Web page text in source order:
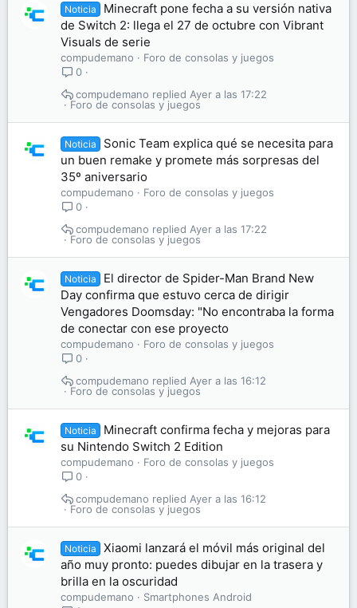
Noticia
Minecraft pone fecha a su versión nativa
de Switch 2: llega el 27 de octubre con Vibrant
Visuals de serie
compudemano
Foro de consolas y juegos
0
Foro de consolas y juegos
Ayer a las 17:22
compudemano
Noticia
Sonic Team explica qué se necesita para
un buen remake y promete más sorpresas del
35º aniversario
compudemano
Foro de consolas y juegos
0
Foro de consolas y juegos
Ayer a las 17:22
compudemano
Noticia
El director de Spider-Man Brand New
Day confirma que estuvo cerca de dirigir
Vengadores Doomsday: "No encontraba la forma
de conectar con ese proyecto
compudemano
Foro de consolas y juegos
0
Foro de consolas y juegos
Ayer a las 16:12
compudemano
Noticia
Minecraft confirma fecha y mejoras para
su Nintendo Switch 2 Edition
compudemano
Foro de consolas y juegos
0
Foro de consolas y juegos
Ayer a las 16:12
compudemano
Noticia
Xiaomi lanzará el móvil más original del
año muy pronto: puedes dibujar en la trasera y
brilla en la oscuridad
compudemano
Smartphones Android